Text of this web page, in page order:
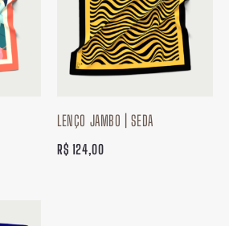
LENÇO JAMBO | SEDA
R$ 124,00